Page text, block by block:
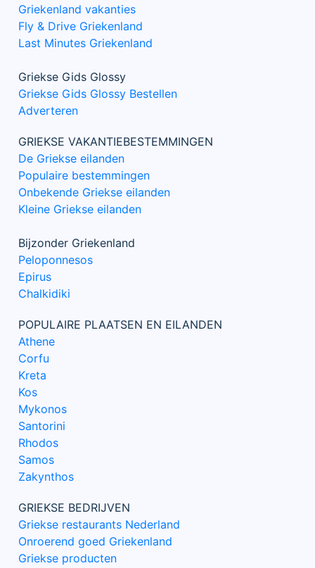
Griekenland vakanties
Fly & Drive Griekenland
Last Minutes Griekenland
Griekse Gids Glossy
Griekse Gids Glossy Bestellen
Adverteren
GRIEKSE VAKANTIEBESTEMMINGEN
De Griekse eilanden
Populaire bestemmingen
Onbekende Griekse eilanden
Kleine Griekse eilanden
Bijzonder Griekenland
Peloponnesos
Epirus
Chalkidiki
POPULAIRE PLAATSEN EN EILANDEN
Athene
Corfu
Kreta
Kos
Mykonos
Santorini
Rhodos
Samos
Zakynthos
GRIEKSE BEDRIJVEN
Griekse restaurants Nederland
Onroerend goed Griekenland
Griekse producten